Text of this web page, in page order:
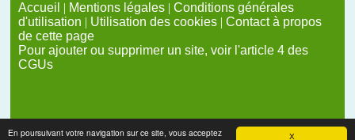
X
En poursuivant votre navigation sur ce site, vous acceptez
Accueil | Mentions légales | Conditions générales
d'utilisation | Utilisation des cookies | Contact à propos
de cette page
Pour ajouter ou supprimer un site, voir l'article 4 des
CGUs